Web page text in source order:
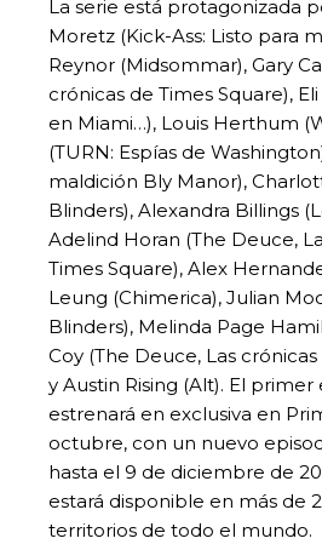
La serie está protagonizada
Moretz (Kick-Ass: Listo para
Reynor (Midsommar), Gary
crónicas de Times Square),
en Miami…), Louis Herthum
(TURN: Espías de
maldición Bly Manor),
Blinders), Alexandra Billings
Adelind Horan (The Deuce,
Times Square), Alex
Leung (Chimerica), Julian
Blinders), Melinda Page
Coy (The Deuce, Las
y Austin Rising (Alt). El primer
estrenará en exclusiva en
octubre, con un nuevo
hasta el 9 de diciembre de
estará disponible en más de
territorios de todo el mundo.